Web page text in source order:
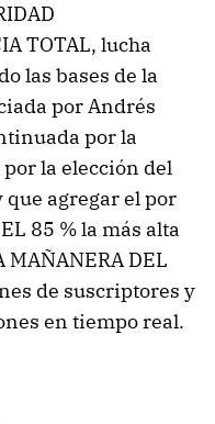
TOTAL, lucha
las bases de la
por Andrés
por la
la elección del
que agregar el por
85 % la más alta
DEL
de suscriptores y
en tiempo real.